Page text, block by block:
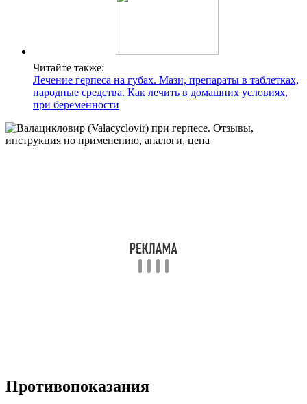
Читайте также:
Лечение герпеса на губах. Мази, препараты в таблетках,
народные средства. Как лечить в домашних условиях,
при беременности
Противопоказания